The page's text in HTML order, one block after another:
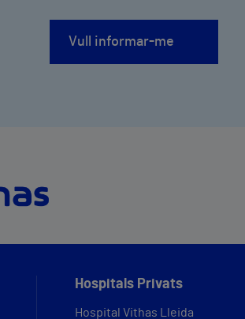
Vull informar-me
Hospitals Privats
Hospital Vithas Lleida